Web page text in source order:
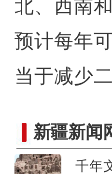
北、西南
预计每年
当于减少
新疆新闻
千年